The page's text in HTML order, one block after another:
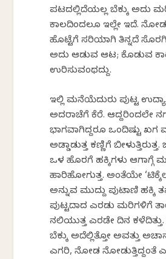
ಪಟದಲ್ಲಿದೆಯಲ್ಲ ಬೆಕ್ಕು ಅದು
ಕಾಲದಿಂದಲೂ ಇಲ್ಲೇ ಇದೆ.
ಹೊಟ್ಟೆಗೆ ಸರಿಯಾಗಿ ತಿನ್ನದೆ
ಅದು ಆಡುವ ಆಟ; ಕೊಡುವ
ಉರಿಸುವಂಥದ್ದು.
ಇಲ್ಲಿ ಮನೆಯೆದುರು ಪುಟ್ಟ
ಅದರಾಚೆಗೆ ಕೆರೆ. ಆದ್ದರಿಂದಲೇ
ಭಾಗವಾಗಿದ್ದರೂ ಒಂದಿಷ್ಟು ಖಗ
ಅಡ್ಡಾಡುತ್ತ ಕಣ್ಣಿಗೆ
ಒಳ ಹೊರಗೆ ಹಕ್ಕಿಗಳು ಆಗಾಗ್ಗೆ
ಹಾರಿಹೋಗುತ್ತವೆ. ಅಂತೆಯೇ
ಅನ್ನುವ ಮುದ್ದು ಪುಟಾಣಿ ಹಕ್ಕಿ
ಪುಟ್ಟದಾದ ಎರಡು ಮರಿಗಳಿಗೆ
ನಲಿಯುತ್ತ ಎರಡೇ ದಿನ
ಬೆಕ್ಕು ಅದೆಲ್ಲಿತ್ತೋ ಅವತ್ತು
ಎಗರಿ, ನೋಡ ನೋಡುತ್ತಿದ್ದಂತೆ